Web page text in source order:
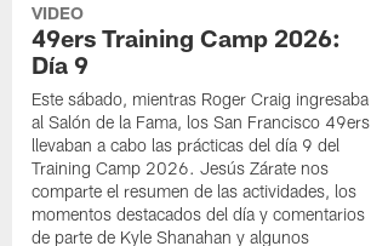
VIDEO
49ers Training Camp 2026:
Día 9
Este sábado, mientras Roger Craig ingresaba
al Salón de la Fama, los San Francisco 49ers
llevaban a cabo las prácticas del día 9 del
Training Camp 2026. Jesús Zárate nos
comparte el resumen de las actividades, los
momentos destacados del día y comentarios
de parte de Kyle Shanahan y algunos